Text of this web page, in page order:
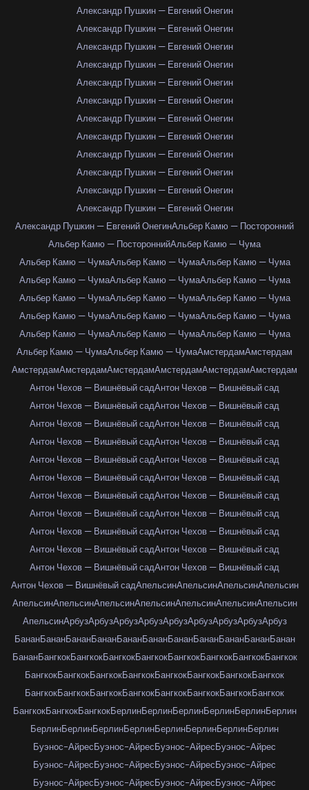
Александр Пушкин — Евгений Онегин
Александр Пушкин — Евгений Онегин
Александр Пушкин — Евгений Онегин
Александр Пушкин — Евгений Онегин
Александр Пушкин — Евгений Онегин
Александр Пушкин — Евгений Онегин
Александр Пушкин — Евгений Онегин
Александр Пушкин — Евгений Онегин
Александр Пушкин — Евгений Онегин
Александр Пушкин — Евгений Онегин
Александр Пушкин — Евгений Онегин
Александр Пушкин — Евгений Онегин
Александр Пушкин — Евгений ОнегинАльбер Камю — Посторонний
Альбер Камю — ПостороннийАльбер Камю — Чума
Альбер Камю — ЧумаАльбер Камю — ЧумаАльбер Камю — Чума
Альбер Камю — ЧумаАльбер Камю — ЧумаАльбер Камю — Чума
Альбер Камю — ЧумаАльбер Камю — ЧумаАльбер Камю — Чума
Альбер Камю — ЧумаАльбер Камю — ЧумаАльбер Камю — Чума
Альбер Камю — ЧумаАльбер Камю — ЧумаАльбер Камю — Чума
Альбер Камю — ЧумаАльбер Камю — ЧумаАмстердамАмстердам
АмстердамАмстердамАмстердамАмстердамАмстердамАмстердам
Антон Чехов — Вишнёвый садАнтон Чехов — Вишнёвый сад
Антон Чехов — Вишнёвый садАнтон Чехов — Вишнёвый сад
Антон Чехов — Вишнёвый садАнтон Чехов — Вишнёвый сад
Антон Чехов — Вишнёвый садАнтон Чехов — Вишнёвый сад
Антон Чехов — Вишнёвый садАнтон Чехов — Вишнёвый сад
Антон Чехов — Вишнёвый садАнтон Чехов — Вишнёвый сад
Антон Чехов — Вишнёвый садАнтон Чехов — Вишнёвый сад
Антон Чехов — Вишнёвый садАнтон Чехов — Вишнёвый сад
Антон Чехов — Вишнёвый садАнтон Чехов — Вишнёвый сад
Антон Чехов — Вишнёвый садАнтон Чехов — Вишнёвый сад
Антон Чехов — Вишнёвый садАнтон Чехов — Вишнёвый сад
Антон Чехов — Вишнёвый садАпельсинАпельсинАпельсинАпельсин
АпельсинАпельсинАпельсинАпельсинАпельсинАпельсинАпельсин
АпельсинАрбузАрбузАрбузАрбузАрбузАрбузАрбузАрбузАрбуз
БананБананБананБананБананБананБананБананБананБананБанан
БананБангкокБангкокБангкокБангкокБангкокБангкокБангкокБангкок
БангкокБангкокБангкокБангкокБангкокБангкокБангкокБангкок
БангкокБангкокБангкокБангкокБангкокБангкокБангкокБангкок
БангкокБангкокБангкокБерлинБерлинБерлинБерлинБерлинБерлин
БерлинБерлинБерлинБерлинБерлинБерлинБерлинБерлин
Буэнос-АйресБуэнос-АйресБуэнос-АйресБуэнос-Айрес
Буэнос-АйресБуэнос-АйресБуэнос-АйресБуэнос-Айрес
Буэнос-АйресБуэнос-АйресБуэнос-АйресБуэнос-Айрес